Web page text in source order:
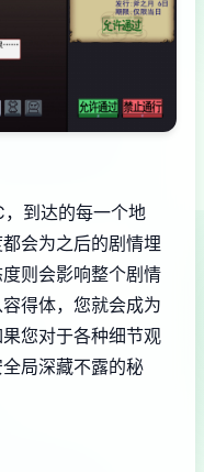
到达的每一个地
会为之后的剧情埋
则会影响整个剧情
得体，您就会成为
您对于各种细节观
局深藏不露的秘